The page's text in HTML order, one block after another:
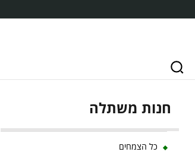
חנות משתלה
כל הצמחים